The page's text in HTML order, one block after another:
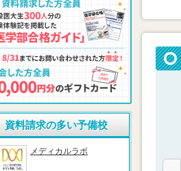
資料請求の多い予備校
メディカルラボ